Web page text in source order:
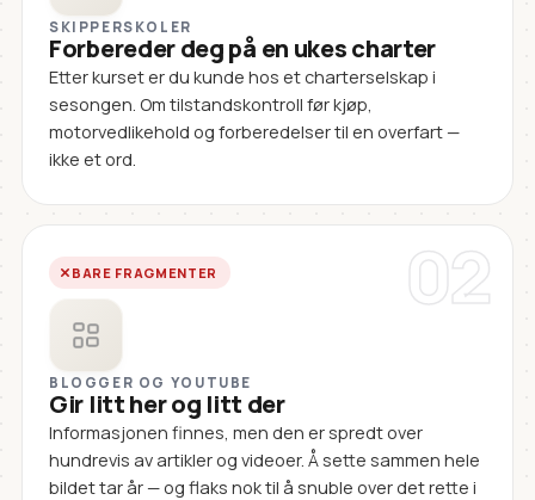
SKIPPERSKOLER
Forbereder deg på en ukes charter
Etter kurset er du kunde hos et charterselskap i
sesongen. Om tilstandskontroll før kjøp,
motorvedlikehold og forberedelser til en overfart —
ikke et ord.
02
BARE FRAGMENTER
BLOGGER OG YOUTUBE
Gir litt her og litt der
Informasjonen finnes, men den er spredt over
hundrevis av artikler og videoer. Å sette sammen hele
bildet tar år — og flaks nok til å snuble over det rette i